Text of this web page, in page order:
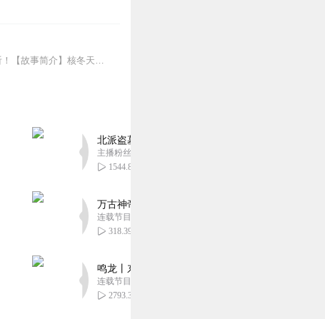
【强烈推荐】育碧知名特工潜入游戏《细胞分裂》改编的同名有声剧上架了，快来订阅收听！【故事简介】核冬天之后，世界遭到毁灭，人类早已走下食物链顶端，不仅需要面对日渐...
北派盗墓笔记丨头陀渊出品丨悬疑灵异丨摸金校尉
主播粉丝1659万
1544.88万
万古神帝丨玄幻丨热血丨紫襟团队演播丨多人有声
连载节目超二百集
318.39万
鸣龙丨东方玄幻丨紫襟团队丨轻松搞笑丨多人有声
连载节目超五百集
2793.34万